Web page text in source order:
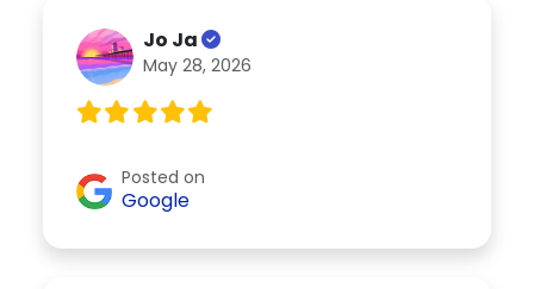
Jo Ja
May 28, 2026
Posted on
Google